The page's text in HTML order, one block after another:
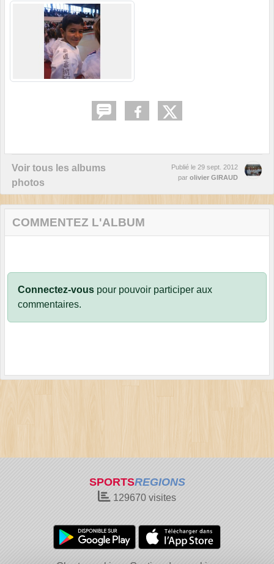
Voir tous les albums
photos
Publié le 29 sept. 2012
par olivier GIRAUD
COMMENTEZ L'ALBUM
Connectez-vous pour pouvoir participer aux
commentaires.
SPORTSREGIONS
129670 visites